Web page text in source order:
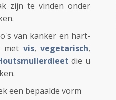
zijn te vinden onder
van kanker en hart-
met vis,vegetarisch,
die u
een bepaalde vorm